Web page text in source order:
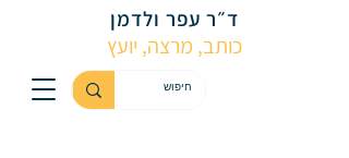
ד״ר עפר ולדמן
כותב, מרצה, יועץ